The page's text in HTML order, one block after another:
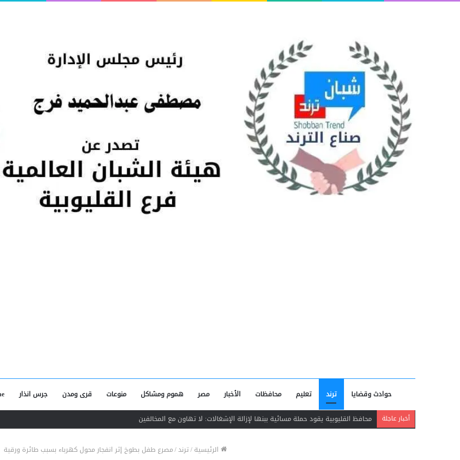
حوادث وقضايا ترند تعليم محافظات الأخبار مصر هموم ومشاكل منوعات قرى ومدن جرس انذار
أخبار عاجلة وفاة فني صيانة وإصابة زميله في حادث سقوط مصعد بمنطقة الفلل ببنها
الرئيسية/ترند/مصرع طفل بطوخ إثر انفجار محول كهرباء بسبب طائرة ورقية